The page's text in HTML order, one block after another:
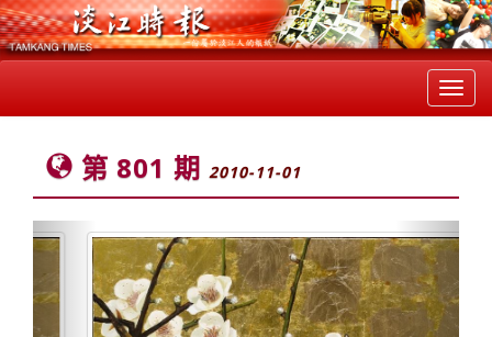
第 801 期 2010-11-01
Previous Next